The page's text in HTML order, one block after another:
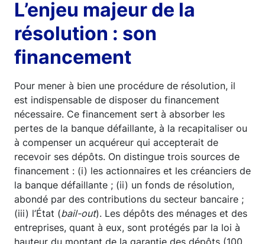
L’enjeu majeur de la
résolution : son
financement
Pour mener à bien une procédure de résolution, il
est indispensable de disposer du financement
nécessaire. Ce financement sert à absorber les
pertes de la banque défaillante, à la recapitaliser ou
à compenser un acquéreur qui accepterait de
recevoir ses dépôts. On distingue trois sources de
financement : (i) les actionnaires et les créanciers de
la banque défaillante ; (ii) un fonds de résolution,
abondé par des contributions du secteur bancaire ;
(iii) l’État (bail-out). Les dépôts des ménages et des
entreprises, quant à eux, sont protégés par la loi à
hauteur du montant de la garantie des dépôts (100